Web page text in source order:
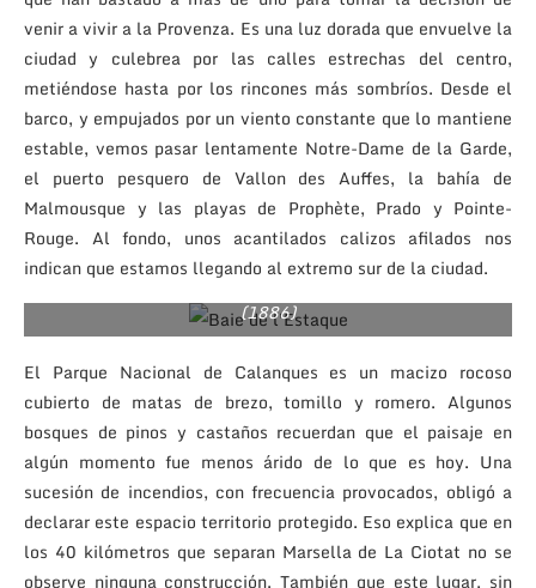
venir a vivir a la Provenza. Es una luz dorada que envuelve la
ciudad y culebrea por las calles estrechas del centro,
metiéndose hasta por los rincones más sombríos. Desde el
barco, y empujados por un viento constante que lo mantiene
estable, vemos pasar lentamente Notre-Dame de la Garde,
el puerto pesquero de Vallon des Auffes, la bahía de
Malmousque y las playas de Prophète, Prado y Pointe-
Rouge. Al fondo, unos acantilados calizos afilados nos
indican que estamos llegando al extremo sur de la ciudad.
Paul Cezanne vivió una temporada en l’Estaque. Desde su
habitación pintó una serie de paisajes marítimos que
(1886)
El Parque Nacional de Calanques es un macizo rocoso
cubierto de matas de brezo, tomillo y romero. Algunos
bosques de pinos y castaños recuerdan que el paisaje en
algún momento fue menos árido de lo que es hoy. Una
sucesión de incendios, con frecuencia provocados, obligó a
declarar este espacio territorio protegido. Eso explica que en
los 40 kilómetros que separan Marsella de La Ciotat no se
observe ninguna construcción. También que este lugar, sin